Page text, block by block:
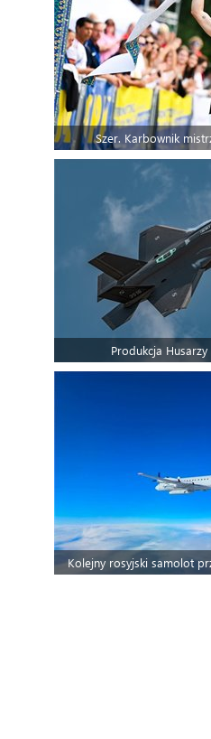
Szer. Karbownik
Produkcja
Kolejny rosyjski samolot